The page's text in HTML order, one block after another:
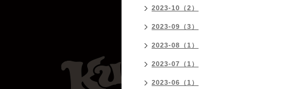
2023-10（2）
2023-09（3）
2023-08（1）
2023-07（1）
2023-06（1）